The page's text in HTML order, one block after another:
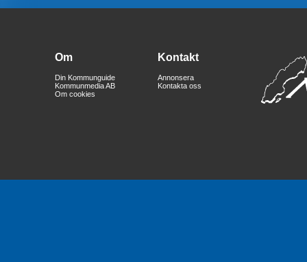
Om
Din Kommunguide
Kommunmedia AB
Om cookies
Kontakt
Annonsera
Kontakta oss